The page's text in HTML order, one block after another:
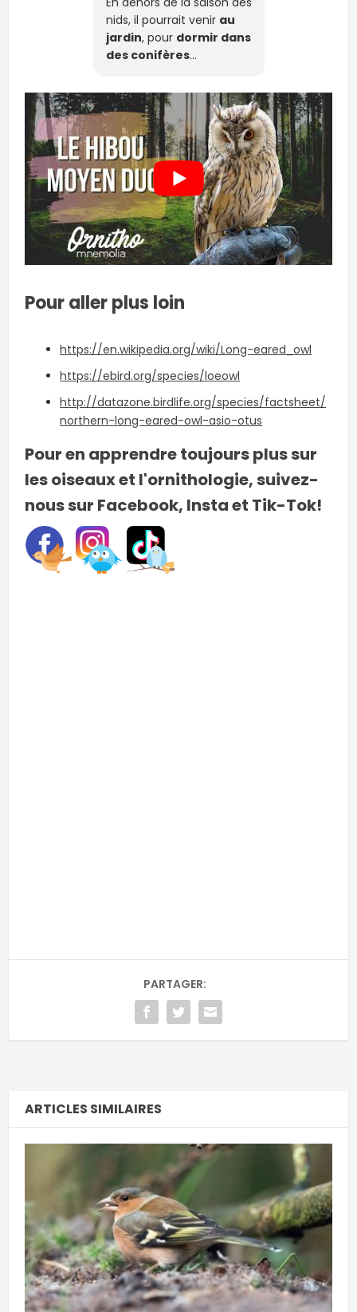
nids, il pourrait venir au
jardin, pour dormir dans
des conifères…
Pour aller plus loin
https://en.wikipedia.org/wiki/Long-eared_owl
https://ebird.org/species/loeowl
http://datazone.birdlife.org/species/factsheet/
northern-long-eared-owl-asio-otus
Pour en apprendre toujours plus sur
les oiseaux et l'ornithologie, suivez-
nous sur Facebook, Insta et Tik-Tok!
PARTAGER:
ARTICLES SIMILAIRES